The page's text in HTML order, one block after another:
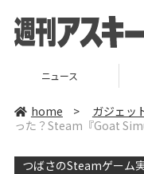
ニュース
home > ガジェッ
った？Steam『Goat
つばさのSteamゲーム